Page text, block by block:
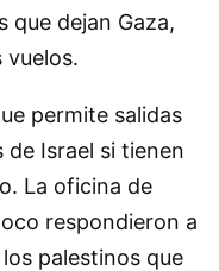
que dejan Gaza,
vuelos.
permite salidas
de Israel si tienen
La oficina de
respondieron a
palestinos que